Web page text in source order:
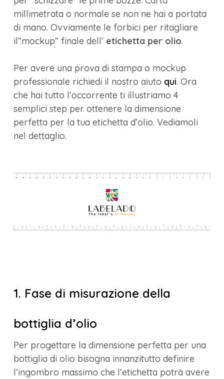
millimetrata o normale se non ne hai a portata
di mano. Ovviamente le forbici per ritagliare
il”mockup” finale dell’ etichetta per olio.
Per avere una prova di stampa o mockup
professionale richiedi il nostro aiuto qui. Ora
che hai tutto l’occorrente ti illustriamo 4
semplici step per ottenere la dimensione
perfetta per la tua etichetta d’olio. Vediamoli
nel dettaglio.
1. Fase di misurazione della
bottiglia d’olio
Per progettare la dimensione perfetta per una
bottiglia di olio bisogna innanzitutto definire
l’ingombro massimo che l’etichetta potrà avere